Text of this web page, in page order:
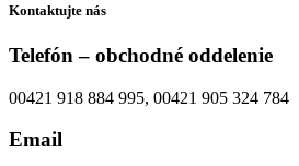
Kontaktujte nás
Telefón – obchodné oddelenie
00421 918 884 995, 00421 905 324 784
Email